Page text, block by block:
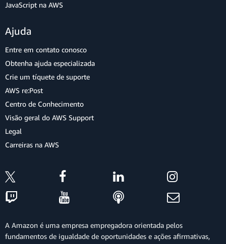
JavaScript na AWS
Ajuda
Entre em contato conosco
Obtenha ajuda especializada
Crie um tíquete de suporte
AWS re:Post
Centro de Conhecimento
Visão geral do AWS Support
Legal
Carreiras na AWS
A Amazon é uma empresa empregadora orientada pelos
fundamentos de igualdade de oportunidades e ações afirmativas,